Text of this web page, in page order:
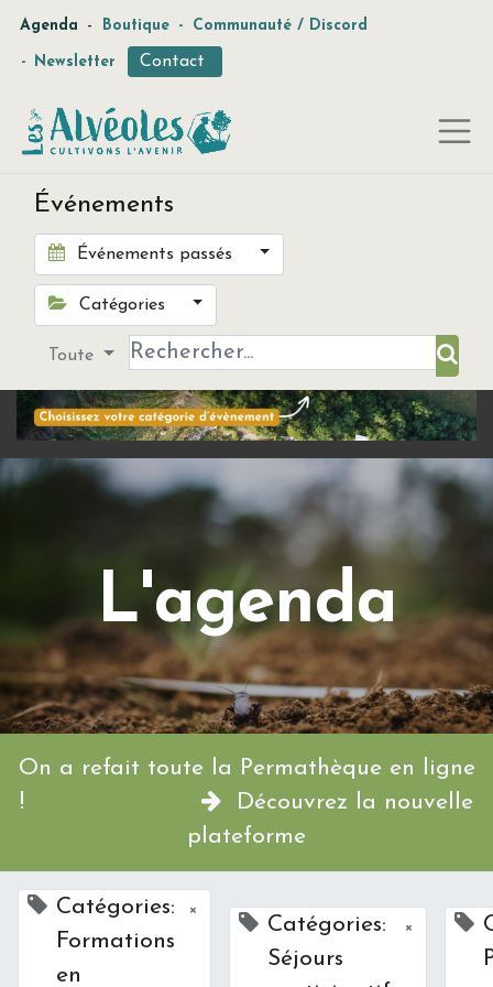
Agenda - Boutique - Communauté / Discord
- Newsletter Contact
Événements
Événements passés
Catégories
Toute
L'agenda
On a refait toute la Permathèque en ligne
!
Découvrez la nouvelle
plateforme
Catégories:
Formations
en
×
Catégories:
Séjours
×